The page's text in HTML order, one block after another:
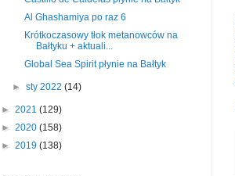
Al Ghashamiya po raz 6
Krótkoczasowy tłok metanowców na
Bałtyku + aktuali...
Global Sea Spirit płynie na Bałtyk
►sty 2022(14)
► 2021 (129)
► 2020 (158)
► 2019 (138)